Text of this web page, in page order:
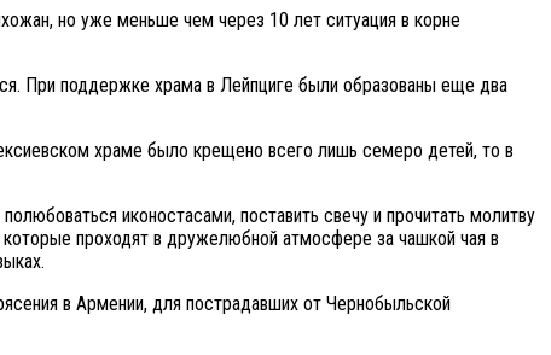
но уже меньше чем через 10 лет ситуация в корне
При поддержке храма в Лейпциге были образованы еще два
храме было крещено всего лишь семеро детей, то в
иконостасами, поставить свечу и прочитать молитву
проходят в дружелюбной атмосфере за чашкой чая в
в Армении, для пострадавших от Чернобыльской